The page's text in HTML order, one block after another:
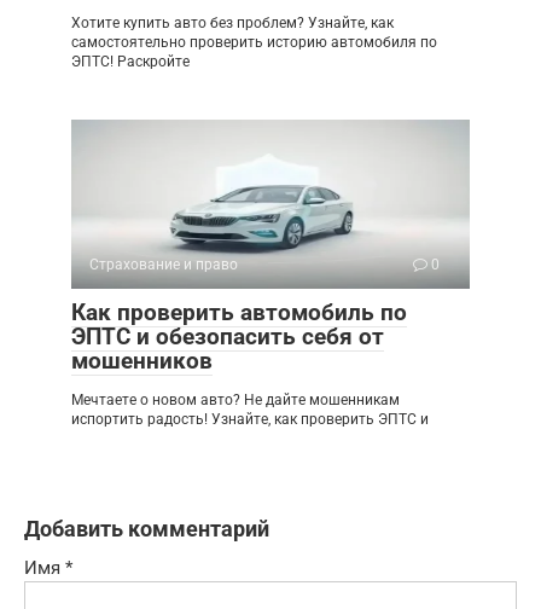
Хотите купить авто без проблем? Узнайте, как
самостоятельно проверить историю автомобиля по
ЭПТС! Раскройте
Страхование и право 0
Как проверить автомобиль по
ЭПТС и обезопасить себя от
мошенников
Мечтаете о новом авто? Не дайте мошенникам
испортить радость! Узнайте, как проверить ЭПТС и
Добавить комментарий
Имя *